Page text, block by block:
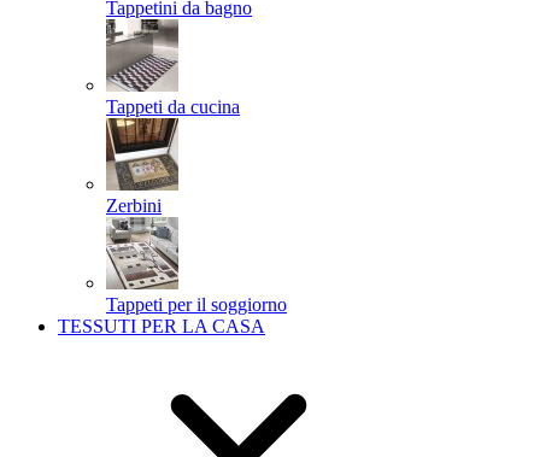
Tappetini da bagno
Tappeti da cucina
Zerbini
Tappeti per il soggiorno
TESSUTI PER LA CASA